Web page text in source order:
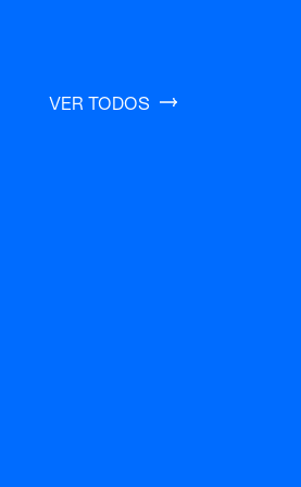
VER TODOS